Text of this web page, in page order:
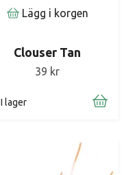
Lägg i korgen
Clouser Tan
39 kr
I lager